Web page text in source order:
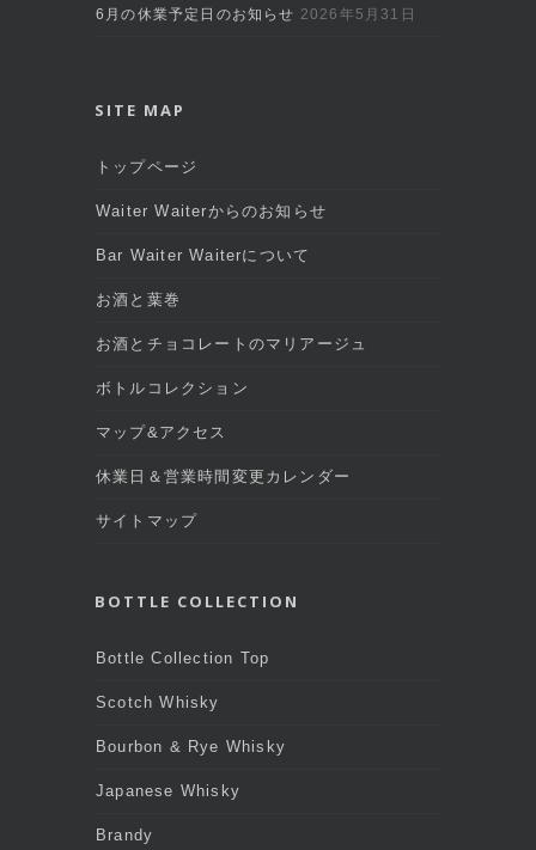
6月の休業予定日のお知らせ 2026年5月31日
SITE MAP
トップページ
Waiter Waiterからのお知らせ
Bar Waiter Waiterについて
お酒と葉巻
お酒とチョコレートのマリアージュ
ボトルコレクション
マップ&アクセス
休業日＆営業時間変更カレンダー
サイトマップ
BOTTLE COLLECTION
Bottle Collection Top
Scotch Whisky
Bourbon & Rye Whisky
Japanese Whisky
Brandy